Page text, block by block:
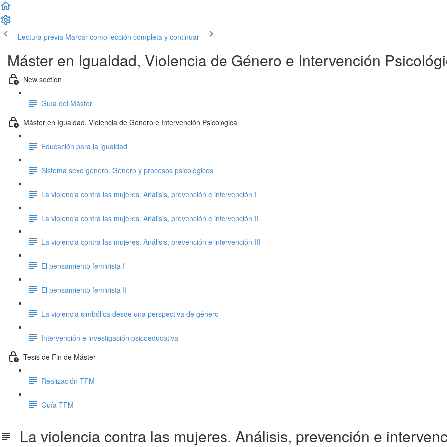
Lectura previa Marcar como lección completa y continuar
Máster en Igualdad, Violencia de Género e Intervención
New section
Guía del Máster
Máster en Igualdad, Violencia de Género e Intervención Psicológica
Educación para la igualdad
Sistema sexo género. Género y procesos psicológicos
La violencia contra las mujeres. Análisis, prevención e intervención I
La violencia contra las mujeres. Análisis, prevención e intervención II
La violencia contra las mujeres. Análisis, prevención e intervención III
El pensamiento feminista I
El pensamiento feminista II
La violencia simbólica desde una perspectiva de género
Intervención e investigación psicoeducativa
Tesis de Fin de Máster
Realización TFM
Guía TFM
La violencia contra las mujeres. Análisis, prevención e